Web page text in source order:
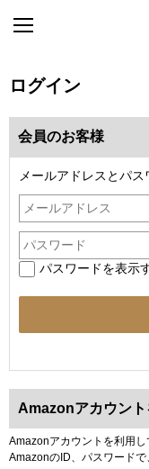
ログイン
会員のお客様
メールアドレスとパ
パスワードを表示
Amazonアカウン
Amazonアカウントを利用し
AmazonのID、パスワードで